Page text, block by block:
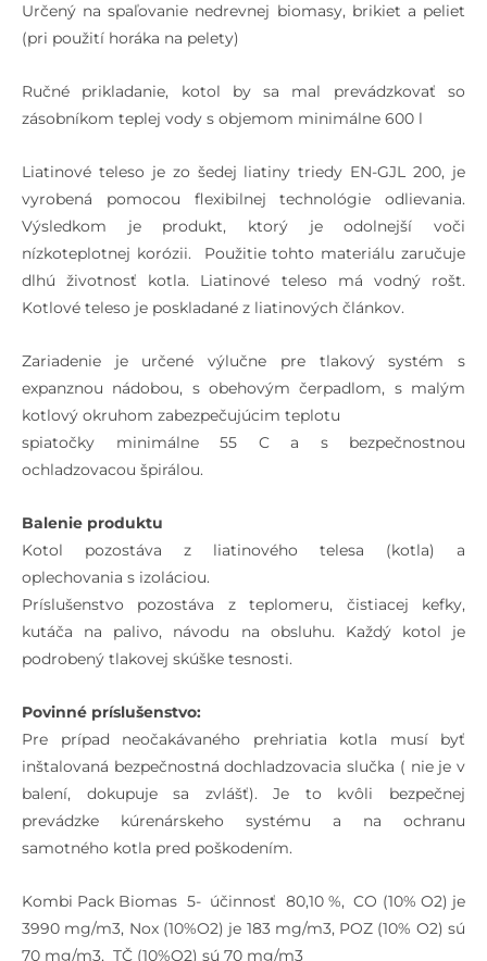
Určený na spaľovanie nedrevnej biomasy, brikiet a peliet
(pri použití horáka na pelety)
Ručné prikladanie, kotol by sa mal prevádzkovať so
zásobníkom teplej vody s objemom minimálne 600 l
Liatinové teleso je zo šedej liatiny triedy EN-GJL 200, je
vyrobená pomocou flexibilnej technológie odlievania.
Výsledkom je produkt, ktorý je odolnejší voči
nízkoteplotnej korózii. Použitie tohto materiálu zaručuje
dlhú životnosť kotla. Liatinové teleso má vodný rošt.
Kotlové teleso je poskladané z liatinových článkov.
Zariadenie je určené výlučne pre tlakový systém s
expanznou nádobou, s obehovým čerpadlom, s malým
kotlový okruhom zabezpečujúcim teplotu
spiatočky minimálne 55 C a s bezpečnostnou
ochladzovacou špirálou.
Balenie produktu
Kotol pozostáva z liatinového telesa (kotla) a
oplechovania s izoláciou.
Príslušenstvo pozostáva z teplomeru, čistiacej kefky,
kutáča na palivo, návodu na obsluhu. Každý kotol je
podrobený tlakovej skúške tesnosti.
Povinné príslušenstvo:
Pre prípad neočakávaného prehriatia kotla musí byť
inštalovaná bezpečnostná dochladzovacia slučka ( nie je v
balení, dokupuje sa zvlášť). Je to kvôli bezpečnej
prevádzke kúrenárskeho systému a na ochranu
samotného kotla pred poškodením.
Kombi Pack Biomas 5- účinnosť 80,10 %, CO (10% O2) je
3990 mg/m3, Nox (10%O2) je 183 mg/m3, POZ (10% O2) sú
70 mg/m3, TČ (10%O2) sú 70 mg/m3